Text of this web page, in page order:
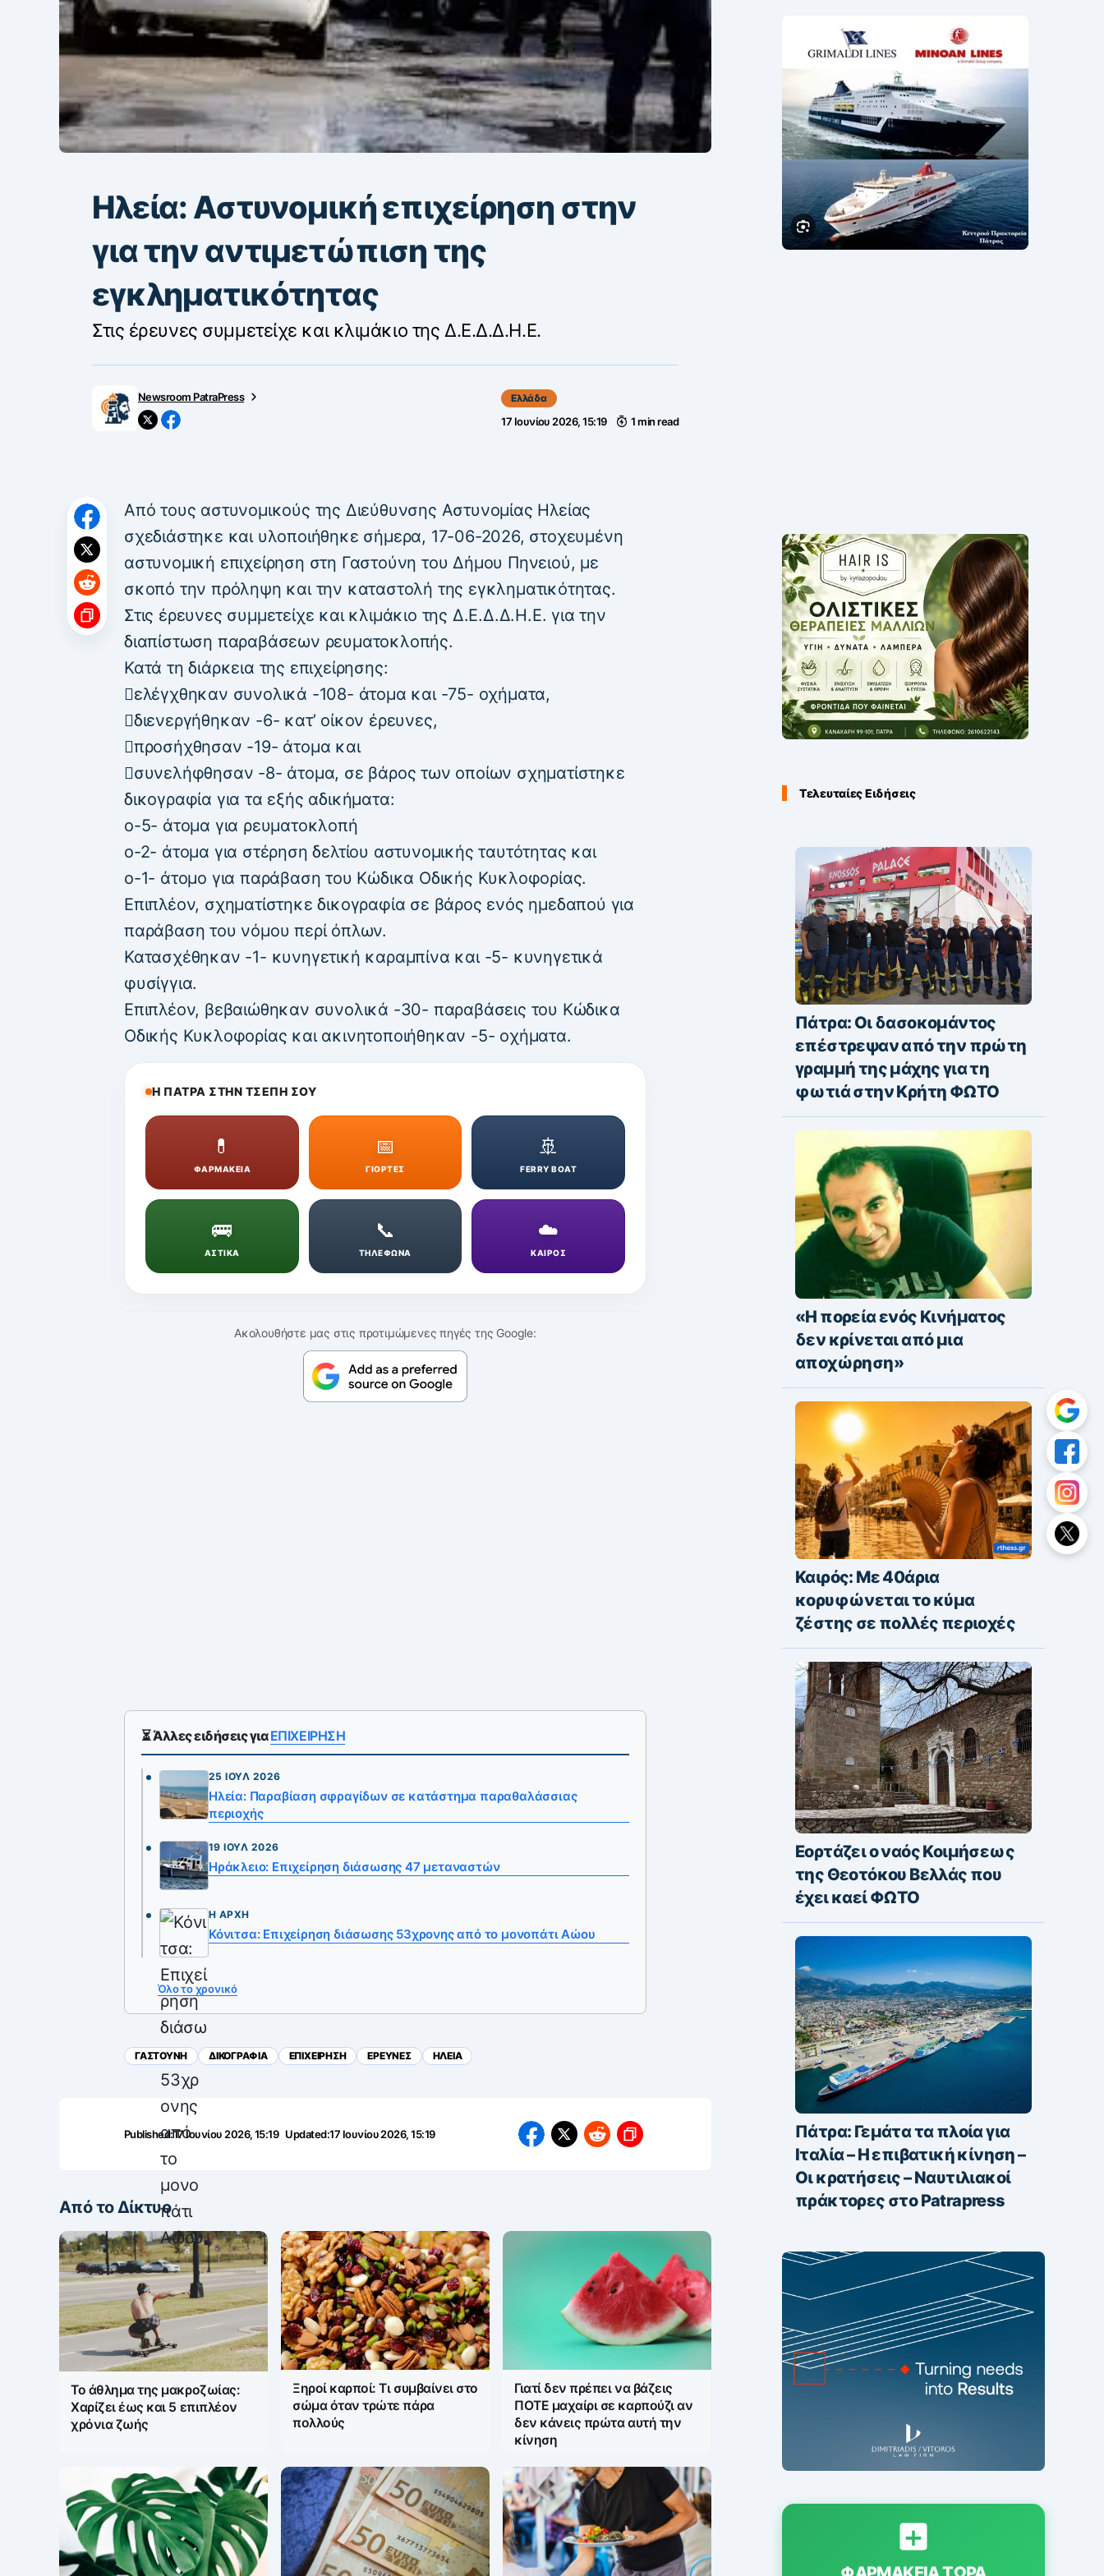
Ηλεία: Αστυνομική επιχείρηση στην
για την αντιμετώπιση της
εγκληματικότητας
Στις έρευνες συμμετείχε και κλιμάκιο της Δ.Ε.Δ.Δ.Η.Ε.
Newsroom PatraPress Ελλάδα
17 Ιουνίου 2026, 15:19 1 min read
Από τους αστυνομικούς της Διεύθυνσης Αστυνομίας Ηλείας
σχεδιάστηκε και υλοποιήθηκε σήμερα, 17-06-2026, στοχευμένη
αστυνομική επιχείρηση στη Γαστούνη του Δήμου Πηνειού, με
σκοπό την πρόληψη και την καταστολή της εγκληματικότητας.
Στις έρευνες συμμετείχε και κλιμάκιο της Δ.Ε.Δ.Δ.Η.Ε. για την
διαπίστωση παραβάσεων ρευματοκλοπής.
Κατά τη διάρκεια της επιχείρησης:
ελέγχθηκαν συνολικά -108- άτομα και -75- οχήματα,
διενεργήθηκαν -6- κατ’ οίκον έρευνες,
προσήχθησαν -19- άτομα και
συνελήφθησαν -8- άτομα, σε βάρος των οποίων σχηματίστηκε
δικογραφία για τα εξής αδικήματα:
o-5- άτομα για ρευματοκλοπή
o-2- άτομα για στέρηση δελτίου αστυνομικής ταυτότητας και
o-1- άτομο για παράβαση του Κώδικα Οδικής Κυκλοφορίας.
Επιπλέον, σχηματίστηκε δικογραφία σε βάρος ενός ημεδαπού για
παράβαση του νόμου περί όπλων.
Κατασχέθηκαν -1- κυνηγετική καραμπίνα και -5- κυνηγετικά
φυσίγγια.
Επιπλέον, βεβαιώθηκαν συνολικά -30- παραβάσεις του Κώδικα
Οδικής Κυκλοφορίας και ακινητοποιήθηκαν -5- οχήματα.
Η ΠΑΤΡΑ ΣΤΗΝ ΤΣΕΠΗ ΣΟΥ
💊
ΦΑΡΜΑΚΕΙΑ
📅
ΓΙΟΡΤΕΣ
🚢
FERRY BOAT
🚌
ΑΣΤΙΚΑ
📞
ΤΗΛΕΦΩΝΑ
☁️
ΚΑΙΡΟΣ
Ακολουθήστε μας στις προτιμώμενες πηγές της Google:
⏳ Άλλες ειδήσεις γιαΕΠΙΧΕΙΡΗΣΗ
25 ΙΟΎΛ 2026
Ηλεία: Παραβίαση σφραγίδων σε κατάστημα παραθαλάσσιας
περιοχής
19 ΙΟΎΛ 2026
Ηράκλειο: Επιχείρηση διάσωσης 47 μεταναστών
Η ΑΡΧΉ
Κόνιτσα: Επιχείρηση διάσωσης 53χρονης από το μονοπάτι Αώου
Όλο το χρονικό
ΓΑΣΤΟΥΝΗ ΔΙΚΟΓΡΑΦΙΑ ΕΠΙΧΕΙΡΗΣΗ ΕΡΕΥΝΕΣ ΗΛΕΙΑ
Published:17 Ιουνίου 2026, 15:19 Updated:17 Ιουνίου 2026, 15:19
Από το Δίκτυο
Το άθλημα της μακροζωίας:
Χαρίζει έως και 5 επιπλέον
χρόνια ζωής
Ξηροί καρποί: Τι συμβαίνει στο
σώμα όταν τρώτε πάρα
πολλούς
Γιατί δεν πρέπει να βάζεις
ΠΟΤΕ μαχαίρι σε καρπούζι αν
δεν κάνεις πρώτα αυτή την
κίνηση
Τελευταίες Ειδήσεις
Πάτρα: Οι δασοκομάντος
επέστρεψαν από την πρώτη
γραμμή της μάχης για τη
φωτιά στην Κρήτη ΦΩΤΟ
«Η πορεία ενός Κινήματος
δεν κρίνεται από μια
αποχώρηση»
Καιρός: Με 40άρια
κορυφώνεται το κύμα
ζέστης σε πολλές περιοχές
Εορτάζει ο ναός Κοιμήσεως
της Θεοτόκου Βελλάς που
έχει καεί ΦΩΤΟ
Πάτρα: Γεμάτα τα πλοία για
Ιταλία – Η επιβατική κίνηση –
Οι κρατήσεις – Ναυτιλιακοί
πράκτορες στο Patrapress